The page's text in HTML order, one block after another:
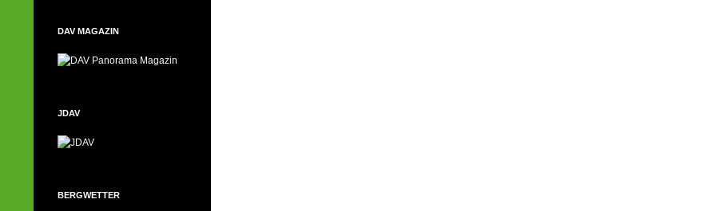
DAV MAGAZIN
JDAV
BERGWETTER